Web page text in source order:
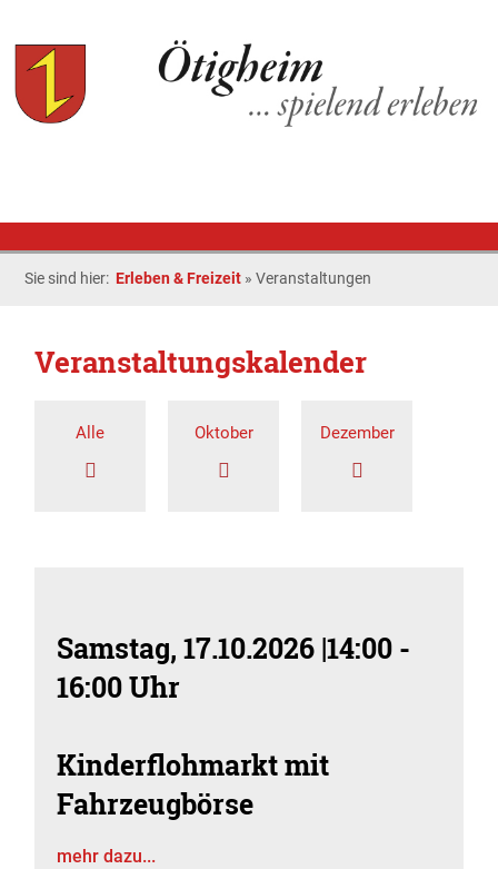
Sie sind hier: Erleben & Freizeit »Veranstaltungen
Veranstaltungskalender
Alle Oktober Dezember
Samstag, 17.10.2026 |14:00 -
16:00 Uhr
Kinderflohmarkt mit
Fahrzeugbörse
mehr dazu...